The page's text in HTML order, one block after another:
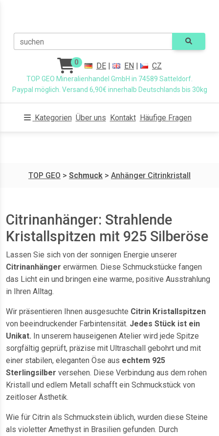
suchen
0 DE | EN | CZ
TOP GEO Mineralienhandel GmbH in 74589 Satteldorf.
Paypal möglich. Versand 6,90€ innerhalb Deutschlands bis 30kg
Kategorien Über uns Kontakt Häufige Fragen
TOP GEO > Schmuck > Anhänger Citrinkristall
Citrinanhänger: Strahlende
Kristallspitzen mit 925 Silberöse
Lassen Sie sich von der sonnigen Energie unserer
Citrinanhänger erwärmen. Diese Schmuckstücke fangen
das Licht ein und bringen eine warme, positive Ausstrahlung
in Ihren Alltag.
Wir präsentieren Ihnen ausgesuchte Citrin Kristallspitzen
von beeindruckender Farbintensität. Jedes Stück ist ein
Unikat. In unserem hauseigenen Atelier wird jede Spitze
sorgfältig geprüft, präzise mit Ultraschall gebohrt und mit
einer stabilen, eleganten Öse aus echtem 925
Sterlingsilber versehen. Diese Verbindung aus dem rohen
Kristall und edlem Metall schafft ein Schmuckstück von
zeitloser Ästhetik.
Wie für Citrin als Schmuckstein üblich, wurden diese Steine
als violetter Amethyst in Brasilien gefunden. Durch